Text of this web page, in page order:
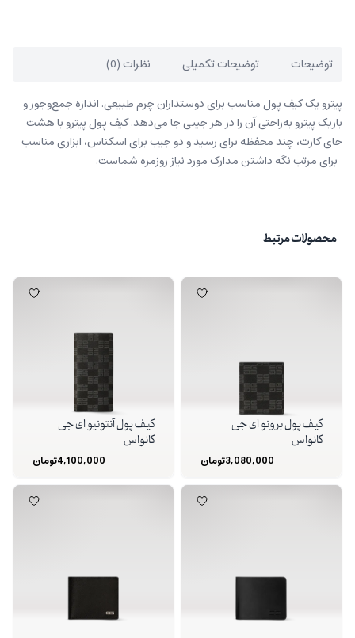
توضیحات توضیحات تکمیلی نظرات (0)
پیترو یک کیف پول مناسب برای دوستداران چرم طبیعی. اندازه جمع‌وجور و
باریک پیترو به‌راحتی آن را در هر جیبی جا می‌دهد. کیف پول پیترو با هشت
جای کارت، چند محفظه برای رسید و دو جیب برای اسکناس، ابزاری مناسب
برای مرتب نگه داشتن مدارک مورد نیاز روزمره شماست.
محصولات مرتبط
کیف پول برونو ای جی
کانواس
3,080,000تومان
کیف پول آنتونیو ای جی
کانواس
4,100,000تومان